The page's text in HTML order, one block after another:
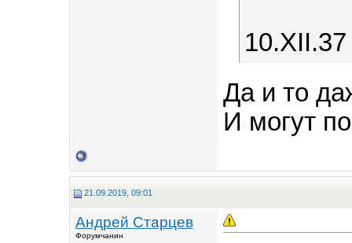
10.XII.37
Да и то
И могут
21.09.2019, 09:01
Андрей Старцев
Форумчанин